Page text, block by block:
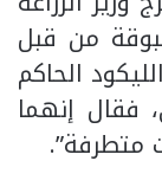
من قبل
الحاكم
فقال إنهما
متطرفة”.